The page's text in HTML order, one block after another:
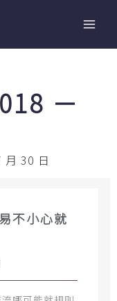
－
月 30 日
不小心就